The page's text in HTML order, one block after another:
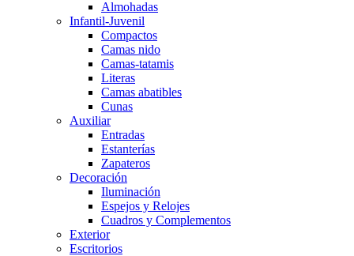
Almohadas
Infantil-Juvenil
Compactos
Camas nido
Camas-tatamis
Literas
Camas abatibles
Cunas
Auxiliar
Entradas
Estanterías
Zapateros
Decoración
Iluminación
Espejos y Relojes
Cuadros y Complementos
Exterior
Escritorios